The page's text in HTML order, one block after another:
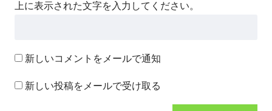
上に表示された文字を入力してください。
新しいコメントをメールで通知
新しい投稿をメールで受け取る